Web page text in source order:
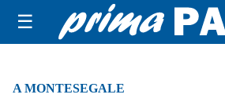
☰
A MONTESEGALE